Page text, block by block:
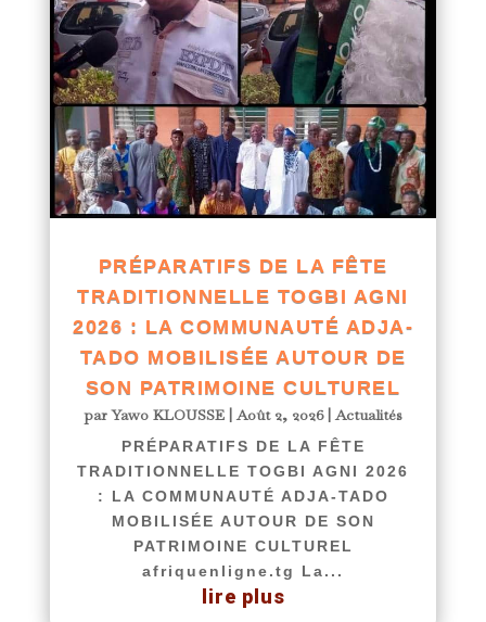
PRÉPARATIFS DE LA FÊTE
TRADITIONNELLE TOGBI AGNI
2026 : LA COMMUNAUTÉ ADJA-
TADO MOBILISÉE AUTOUR DE
SON PATRIMOINE CULTUREL
parYawo KLOUSSE|Août 2, 2026|Actualités
PRÉPARATIFS DE LA FÊTE
TRADITIONNELLE TOGBI AGNI 2026
: LA COMMUNAUTÉ ADJA-TADO
MOBILISÉE AUTOUR DE SON
PATRIMOINE CULTUREL
afriquenligne.tg La...
lire plus